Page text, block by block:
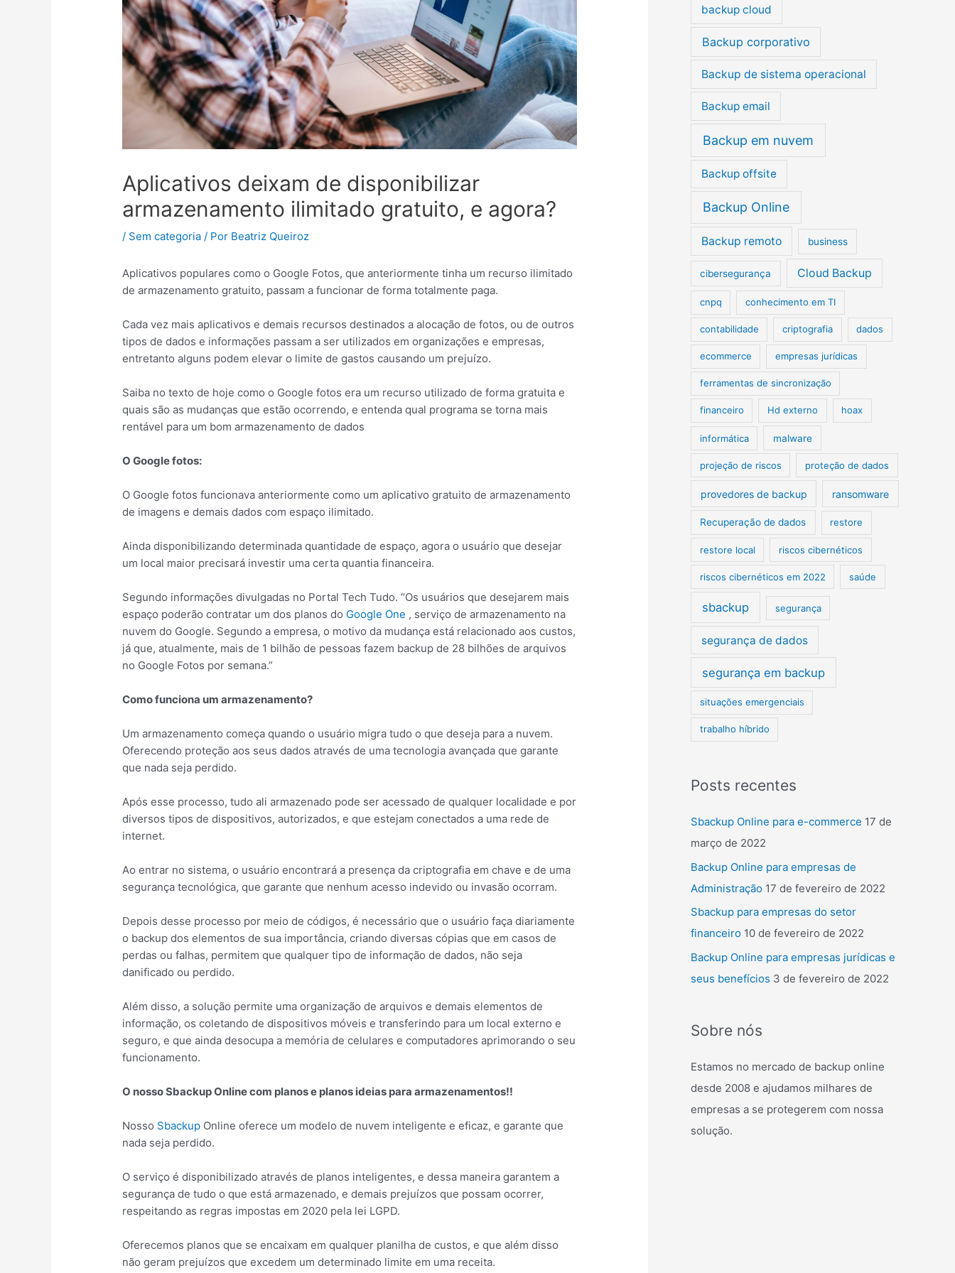
Aplicativos deixam de disponibilizar
armazenamento ilimitado gratuito, e agora?
/ Sem categoria / Por Beatriz Queiroz
Aplicativos populares como o Google Fotos, que anteriormente tinha um recurso ilimitado
de armazenamento gratuito, passam a funcionar de forma totalmente paga.
Cada vez mais aplicativos e demais recursos destinados a alocação de fotos, ou de outros
tipos de dados e informações passam a ser utilizados em organizações e empresas,
entretanto alguns podem elevar o limite de gastos causando um prejuízo.
Saiba no texto de hoje como o Google fotos era um recurso utilizado de forma gratuita e
quais são as mudanças que estão ocorrendo, e entenda qual programa se torna mais
rentável para um bom armazenamento de dados
O Google fotos:
O Google fotos funcionava anteriormente como um aplicativo gratuito de armazenamento
de imagens e demais dados com espaço ilimitado.
Ainda disponibilizando determinada quantidade de espaço, agora o usuário que desejar
um local maior precisará investir uma certa quantia financeira.
Segundo informações divulgadas no Portal Tech Tudo. “Os usuários que desejarem mais
espaço poderão contratar um dos planos do Google One , serviço de armazenamento na
nuvem do Google. Segundo a empresa, o motivo da mudança está relacionado aos custos,
já que, atualmente, mais de 1 bilhão de pessoas fazem backup de 28 bilhões de arquivos
no Google Fotos por semana.”
Como funciona um armazenamento?
Um armazenamento começa quando o usuário migra tudo o que deseja para a nuvem.
Oferecendo proteção aos seus dados através de uma tecnologia avançada que garante
que nada seja perdido.
Após esse processo, tudo ali armazenado pode ser acessado de qualquer localidade e por
diversos tipos de dispositivos, autorizados, e que estejam conectados a uma rede de
internet.
Ao entrar no sistema, o usuário encontrará a presença da criptografia em chave e de uma
segurança tecnológica, que garante que nenhum acesso indevido ou invasão ocorram.
Depois desse processo por meio de códigos, é necessário que o usuário faça diariamente
o backup dos elementos de sua importância, criando diversas cópias que em casos de
perdas ou falhas, permitem que qualquer tipo de informação de dados, não seja
danificado ou perdido.
Além disso, a solução permite uma organização de arquivos e demais elementos de
informação, os coletando de dispositivos móveis e transferindo para um local externo e
seguro, e que ainda desocupa a memória de celulares e computadores aprimorando o seu
funcionamento.
O nosso Sbackup Online com planos e planos ideias para armazenamentos!!
Nosso Sbackup Online oferece um modelo de nuvem inteligente e eficaz, e garante que
nada seja perdido.
O serviço é disponibilizado através de planos inteligentes, e dessa maneira garantem a
segurança de tudo o que está armazenado, e demais prejuízos que possam ocorrer,
respeitando as regras impostas em 2020 pela lei LGPD.
Oferecemos planos que se encaixam em qualquer planilha de custos, e que além disso
não geram prejuízos que excedem um determinado limite em uma receita.
o
backup cloud
Backup corporativo
Backup de sistema operacional
Backup email
Backup em nuvem
Backup offsite
Backup Online
Backup remoto business
cibersegurança Cloud Backup
cnpq conhecimento em TI
contabilidade criptografia dados
ecommerce empresas jurídicas
ferramentas de sincronização
financeiro Hd externo hoax
informática malware
projeção de riscos proteção de dados
provedores de backup ransomware
Recuperação de dados restore
restore local riscos cibernéticos
riscos cibernéticos em 2022 saúde
sbackup segurança
segurança de dados
segurança em backup
situações emergenciais
trabalho híbrido
Posts recentes
Sbackup Online para e-commerce 17 de
março de 2022
Backup Online para empresas de
Administração 17 de fevereiro de 2022
Sbackup para empresas do setor
financeiro 10 de fevereiro de 2022
Backup Online para empresas jurídicas e
seus benefícios 3 de fevereiro de 2022
Sobre nós
Estamos no mercado de backup online
desde 2008 e ajudamos milhares de
empresas a se protegerem com nossa
solução.